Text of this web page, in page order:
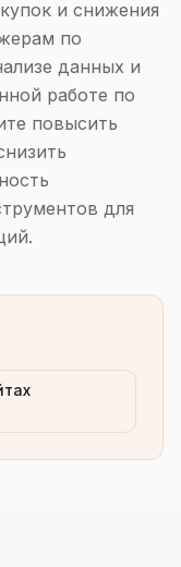
и снижения
по
данных и
работе по
повысить
для